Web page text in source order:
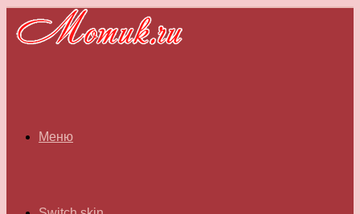
Меню